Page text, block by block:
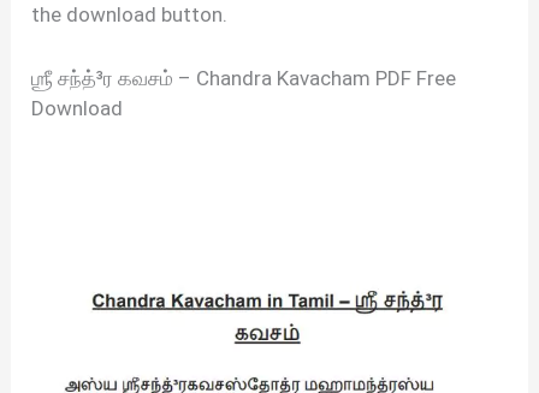
the download button.
ஶ்ரீ சந்த்³ர கவசம் – Chandra Kavacham PDF Free
Download